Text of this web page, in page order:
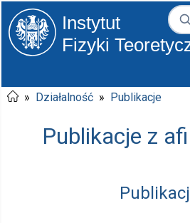
Instytut
Fizyki
» Działalność » Publikacje
Publikacje z